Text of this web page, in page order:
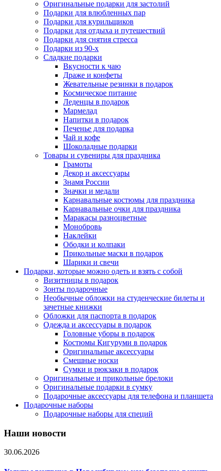
Оригинальные подарки для застолий
Подарки для влюбленных пар
Подарки для курильщиков
Подарки для отдыха и путешествий
Подарки для снятия стресса
Подарки из 90-х
Сладкие подарки
Вкусности к чаю
Драже и конфеты
Жевательные резинки в подарок
Космическое питание
Леденцы в подарок
Мармелад
Напитки в подарок
Печенье для подарка
Чай и кофе
Шоколадные подарки
Товары и сувениры для праздника
Грамоты
Декор и аксессуары
Знамя России
Значки и медали
Карнавальные костюмы для праздника
Карнавальные очки для праздника
Маракасы разноцветные
Монобровь
Наклейки
Ободки и колпаки
Прикольные маски в подарок
Шарики и свечи
Подарки, которые можно одеть и взять с собой
Визитницы в подарок
Зонты подарочные
Необычные обложки на студенческие билеты и
зачетные книжки
Обложки для паспорта в подарок
Одежда и аксессуары в подарок
Головные уборы в подарок
Костюмы Кигуруми в подарок
Оригинальные аксессуары
Смешные носки
Сумки и рюкзаки в подарок
Оригинальные и прикольные брелоки
Оригинальные подарки в сумку
Подарочные аксессуары для телефона и планшета
Подарочные наборы
Подарочные наборы для специй
Наши новости
30.06.2026